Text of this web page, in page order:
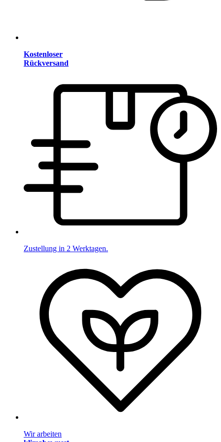
Kostenloser
Rückversand
Zustellung in 2 Werktagen.
Wir arbeiten